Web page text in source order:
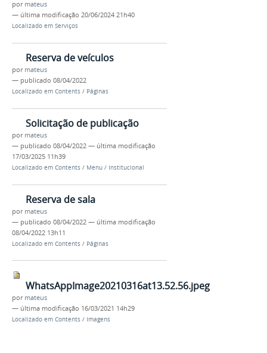
por mateus
— última modificação 20/06/2024 21h40
Localizado em Serviços
Reserva de veículos
por mateus
— publicado 08/04/2022
Localizado em Contents / Páginas
Solicitação de publicação
por mateus
— publicado 08/04/2022 — última modificação
17/03/2025 11h39
Localizado em Contents / Menu / Institucional
Reserva de sala
por mateus
— publicado 08/04/2022 — última modificação
08/04/2022 13h11
Localizado em Contents / Páginas
WhatsAppImage20210316at13.52.56.jpeg
por mateus
— última modificação 16/03/2021 14h29
Localizado em Contents / Imagens